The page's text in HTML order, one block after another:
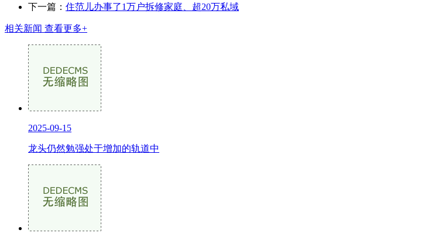
下一篇： 住范儿办事了1万户拆修家庭、超20万私域
相关新闻 查看更多+
2025-09-15
龙头仍然勉强处于增加的轨道中